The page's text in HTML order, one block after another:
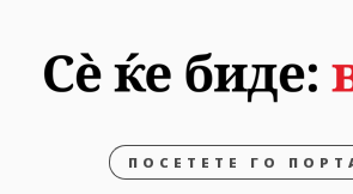
ПОСЕТЕТЕ ГО